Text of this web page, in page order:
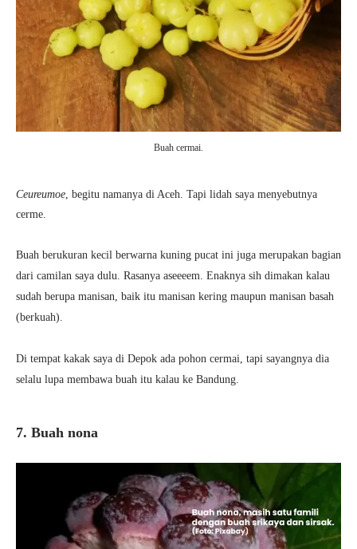
Buah cermai.
Ceureumoe, begitu namanya di Aceh. Tapi lidah saya menyebutnya
cerme.
Buah berukuran kecil berwarna kuning pucat ini juga merupakan bagian
dari camilan saya dulu. Rasanya aseeeem. Enaknya sih dimakan kalau
sudah berupa manisan, baik itu manisan kering maupun manisan basah
(berkuah).
Di tempat kakak saya di Depok ada pohon cermai, tapi sayangnya dia
selalu lupa membawa buah itu kalau ke Bandung.
7. Buah nona